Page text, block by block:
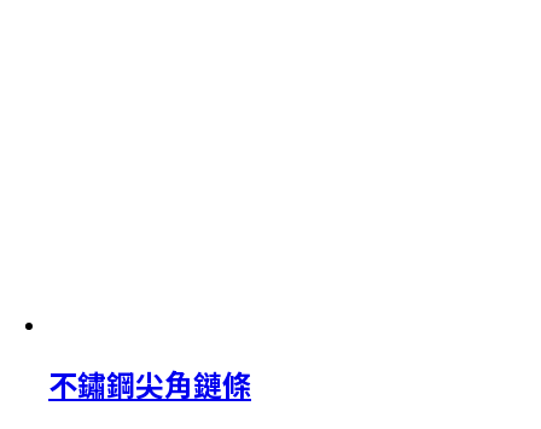
不鏽鋼尖角鏈條